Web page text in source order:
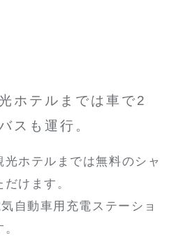
ホテルまでは車で2
スも運行。
ホテルまでは無料のシャ
けます。
自動車用充電ステーショ